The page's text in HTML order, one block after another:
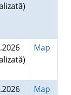
Map
Map